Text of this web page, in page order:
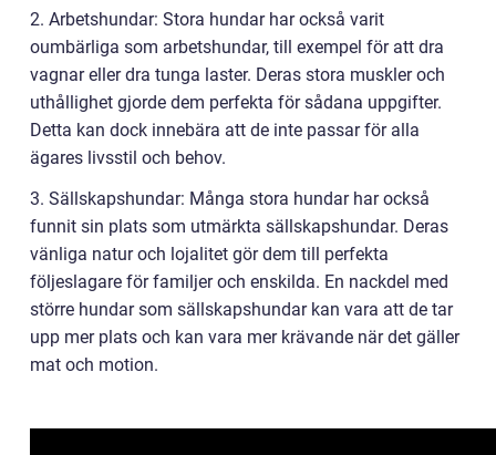
2. Arbetshundar: Stora hundar har också varit
oumbärliga som arbetshundar, till exempel för att dra
vagnar eller dra tunga laster. Deras stora muskler och
uthållighet gjorde dem perfekta för sådana uppgifter.
Detta kan dock innebära att de inte passar för alla
ägares livsstil och behov.
3. Sällskapshundar: Många stora hundar har också
funnit sin plats som utmärkta sällskapshundar. Deras
vänliga natur och lojalitet gör dem till perfekta
följeslagare för familjer och enskilda. En nackdel med
större hundar som sällskapshundar kan vara att de tar
upp mer plats och kan vara mer krävande när det gäller
mat och motion.